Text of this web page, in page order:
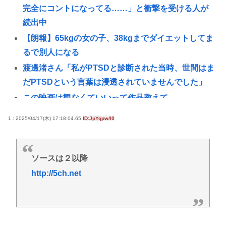
完全にコントになってる……」と衝撃を受ける人が
続出中
【朗報】65kgの女の子、38kgまでダイエットしてま
るで別人になる
渡邊渚さん「私がPTSDと診断された当時、世間はま
だPTSDという言葉は浸透されていませんでした」
この映画は観なくていいって作品教えて
代、こういうチャラい外見の男が街に溢れかえって
た。」たし蟹
【昆虫食】食用コオロギビジネスで破産したグリラ
1 : 2025/04/17(木) 17:18:04.65 ID:JpYqpw/l0
ソースは２以降
http://5ch.net